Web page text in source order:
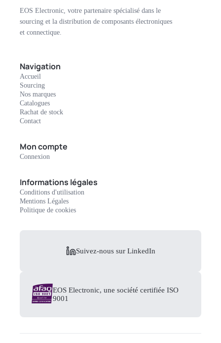
EOS Electronic, votre partenaire spécialisé dans le
sourcing et la distribution de composants électroniques
et connectique.
Navigation
Accueil
Sourcing
Nos marques
Catalogues
Rachat de stock
Contact
Mon compte
Connexion
Informations légales
Conditions d'utilisation
Mentions Légales
Politique de cookies
Suivez-nous sur LinkedIn
EOS Electronic, une société certifiée ISO
9001